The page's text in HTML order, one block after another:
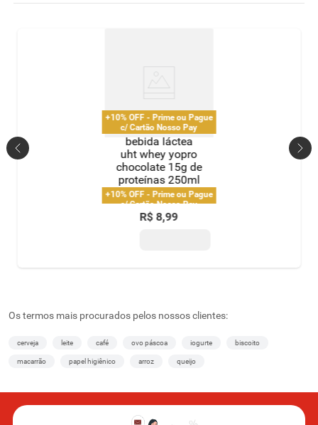
+10% OFF - Prime ou Pague
c/ Cartão Nosso Pay
bebida láctea
uht whey yopro
chocolate 15g de
proteínas 250ml
+10% OFF - Prime ou Pague
c/ Cartão Nosso Pay
R$ 8,99
Os termos mais procurados pelos nossos clientes:
cerveja leite café ovo páscoa iogurte biscoito
macarrão papel higiênico arroz queijo